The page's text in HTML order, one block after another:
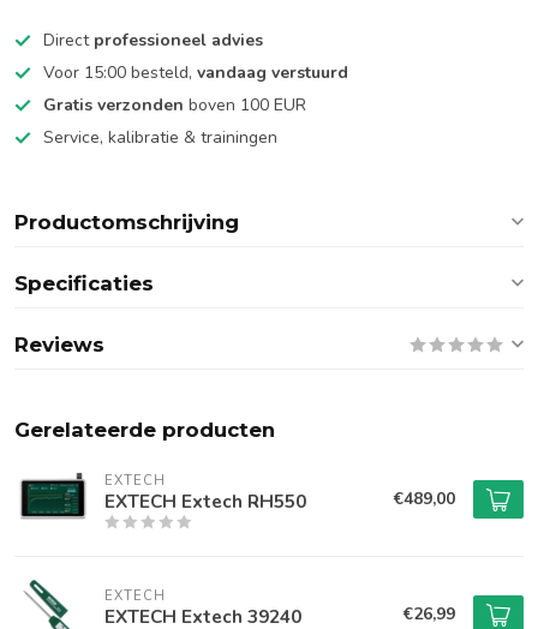
Direct professioneel advies
Voor 15:00 besteld, vandaag verstuurd
Gratis verzonden boven 100 EUR
Service, kalibratie & trainingen
Productomschrijving
Specificaties
Reviews
Gerelateerde producten
EXTECH
EXTECH Extech RH550 €489,00
EXTECH
EXTECH Extech 39240 €26,99